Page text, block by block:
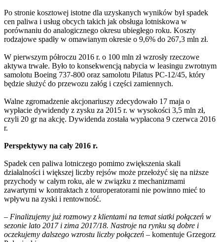
Po stronie kosztowej istotne dla uzyskanych wyników był spadek
cen paliwa i usług obcych takich jak obsługa lotniskowa w
porównaniu do analogicznego okresu ubiegłego roku. Koszty
rodzajowe spadły w omawianym okresie o 9,6% do 267,3 mln zł.
W pierwszym półroczu 2016 r. o 100 mln zł wzrosły rzeczowe
aktywa trwałe. Było to konsekwencją nabycia w leasingu zwrotnym
samolotu Boeing 737-800 oraz samolotu Pilatus PC-12/45, który
będzie służyć do przewozu załóg i części zamiennych.
Walne zgromadzenie akcjonariuszy zdecydowało 17 maja o
wypłacie dywidendy z zysku za 2015 r. w wysokości 3,5 mln zł,
czyli 20 gr na akcję. Dywidenda została wypłacona 9 czerwca 2016
r.
Perspektywy na cały 2016 r.
Spadek cen paliwa lotniczego pomimo zwiększenia skali
działalności i większej liczby rejsów może przełożyć się na niższe
przychody w całym roku, ale w związku z mechanizmami
zawartymi w kontraktach z touroperatorami nie powinno mieć to
wpływu na zyski i rentowność.
– Finalizujemy już rozmowy z klientami na temat siatki połączeń w
sezonie lato 2017 i zima 2017/18. Nastroje na rynku są dobre i
oczekujemy dalszego wzrostu liczby połączeń – komentuje Grzegorz